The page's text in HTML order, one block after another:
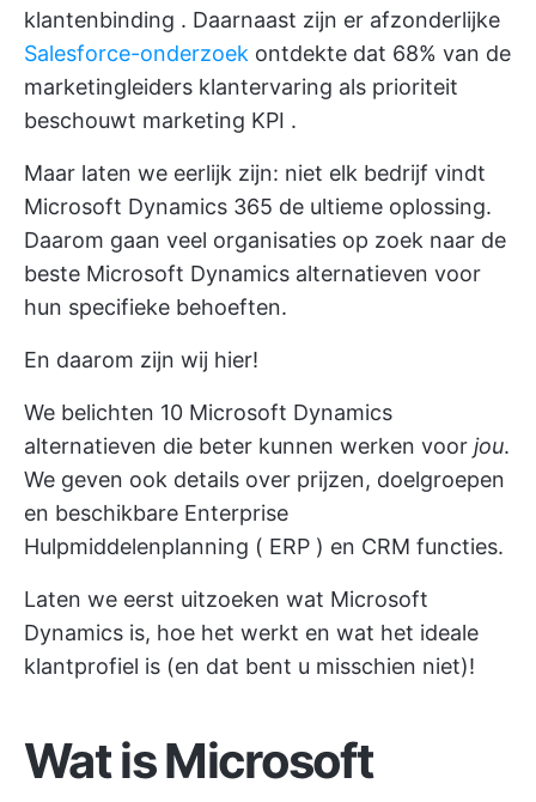
klantenbinding . Daarnaast zijn er afzonderlijke
Salesforce-onderzoek ontdekte dat 68% van de
marketingleiders klantervaring als prioriteit
beschouwt marketing KPI .
Maar laten we eerlijk zijn: niet elk bedrijf vindt
Microsoft Dynamics 365 de ultieme oplossing.
Daarom gaan veel organisaties op zoek naar de
beste Microsoft Dynamics alternatieven voor
hun specifieke behoeften.
En daarom zijn wij hier!
We belichten 10 Microsoft Dynamics
alternatieven die beter kunnen werken voor jou.
We geven ook details over prijzen, doelgroepen
en beschikbare Enterprise
Hulpmiddelenplanning ( ERP ) en CRM functies.
Laten we eerst uitzoeken wat Microsoft
Dynamics is, hoe het werkt en wat het ideale
klantprofiel is (en dat bent u misschien niet)!
Wat is Microsoft